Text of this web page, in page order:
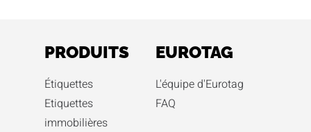
PRODUITS
Étiquettes
Etiquettes
immobilières
EUROTAG
L'équipe d'Eurotag
FAQ